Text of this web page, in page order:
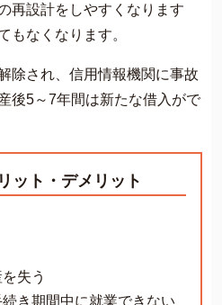
再設計をしやすくなります
もなくなります。
除され、信用情報機関に事故
後5～7年間は新たな借入がで
ット・デメリット
失う
き期間中に就業できない